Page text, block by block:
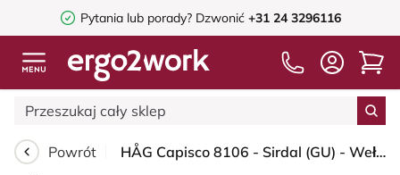
Pytania lub porady? Dzwonić +31 24 3296116
Powrót HÅG Capisco 8106 - Sirdal (GU) - Wełna - SRD630 - Brick red - Black - 150mm (seat height 40–55cm) - Glides